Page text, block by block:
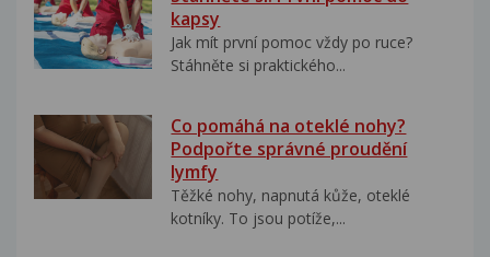
kapsy
Jak mít první pomoc vždy po ruce?
Stáhněte si praktického...
Co pomáhá na oteklé nohy?
Podpořte správné proudění
lymfy
Těžké nohy, napnutá kůže, oteklé
kotníky. To jsou potíže,...